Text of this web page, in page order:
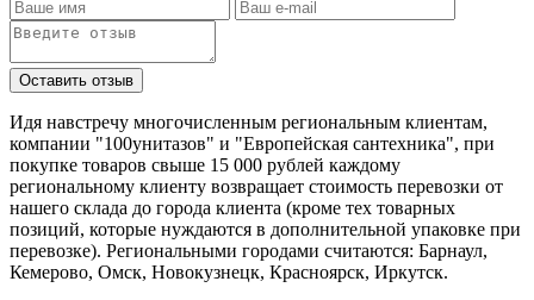
Идя навстречу многочисленным региональным клиентам,
компании "100унитазов" и "Европейская сантехника", при
покупке товаров свыше 15 000 рублей каждому
региональному клиенту возвращает стоимость перевозки от
нашего склада до города клиента (кроме тех товарных
позиций, которые нуждаются в дополнительной упаковке при
перевозке). Региональными городами считаются: Барнаул,
Кемерово, Омск, Новокузнецк, Красноярск, Иркутск.